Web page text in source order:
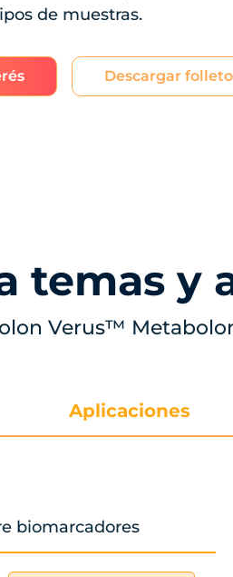
de muestras.
Descargar folleto
temas y
Verus™
Aplicaciones
biomarcadores